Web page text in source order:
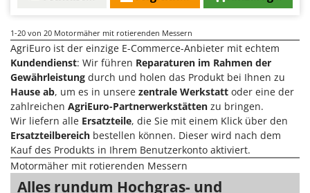
1-20 von 20 Motormäher mit rotierenden Messern
AgriEuro ist der einzige E-Commerce-Anbieter mit echtem
Kundendienst: Wir führen Reparaturen im Rahmen der
Gewährleistung durch und holen das Produkt bei Ihnen zu
Hause ab, um es in unsere zentrale Werkstatt oder eine der
zahlreichen AgriEuro-Partnerwerkstätten zu bringen.
Wir liefern alle Ersatzteile, die Sie mit einem Klick über den
Ersatzteilbereich bestellen können. Dieser wird nach dem
Kauf des Produkts in Ihrem Benutzerkonto aktiviert.
Motormäher mit rotierenden Messern
Alles rundum Hochgras- und